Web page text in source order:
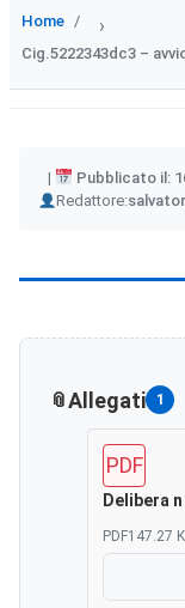
Home ›
Cig.5222343dc3 –
Pubblicato il:
Redattore:
Author
Allegati 1
PDF
Delibera
PDF147.27